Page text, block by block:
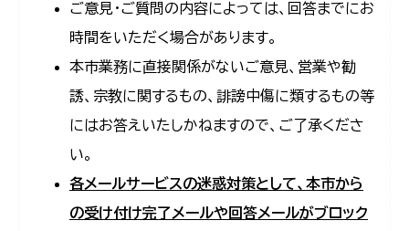
ご意見・ご質問の内容によっては、回答までにお
時間をいただく場合があります。
本市業務に直接関係がないご意見、営業や勧
誘、宗教に関するもの、誹謗中傷に類するもの等
にはお答えいたしかねますので、ご了承くださ
い。
各メールサービスの迷惑対策として、本市から
の受け付け完了メールや回答メールがブロック